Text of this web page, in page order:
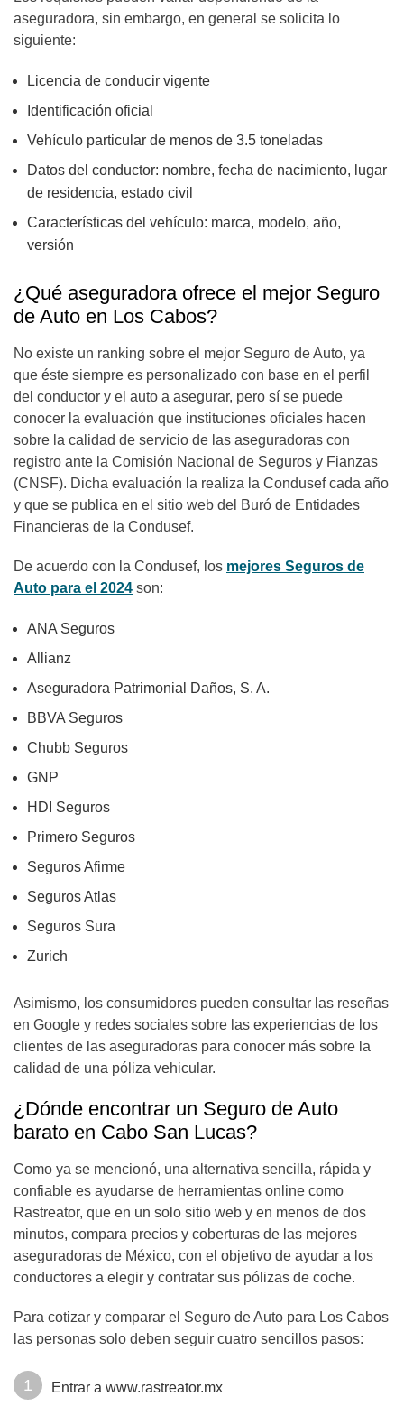
aseguradora, sin embargo, en general se solicita lo
siguiente:
Licencia de conducir vigente
Identificación oficial
Vehículo particular de menos de 3.5 toneladas
Datos del conductor: nombre, fecha de nacimiento, lugar
de residencia, estado civil
Características del vehículo: marca, modelo, año,
versión
¿Qué aseguradora ofrece el mejor Seguro
de Auto en Los Cabos?
No existe un ranking sobre el mejor Seguro de Auto, ya
que éste siempre es personalizado con base en el perfil
del conductor y el auto a asegurar, pero sí se puede
conocer la evaluación que instituciones oficiales hacen
sobre la calidad de servicio de las aseguradoras con
registro ante la Comisión Nacional de Seguros y Fianzas
(CNSF). Dicha evaluación la realiza la Condusef cada año
y que se publica en el sitio web del Buró de Entidades
Financieras de la Condusef.
De acuerdo con la Condusef, los mejores Seguros de
Auto para el 2024 son:
ANA Seguros
Allianz
Aseguradora Patrimonial Daños, S. A.
BBVA Seguros
Chubb Seguros
GNP
HDI Seguros
Primero Seguros
Seguros Afirme
Seguros Atlas
Seguros Sura
Zurich
Asimismo, los consumidores pueden consultar las reseñas
en Google y redes sociales sobre las experiencias de los
clientes de las aseguradoras para conocer más sobre la
calidad de una póliza vehicular.
¿Dónde encontrar un Seguro de Auto
barato en Cabo San Lucas?
Como ya se mencionó, una alternativa sencilla, rápida y
confiable es ayudarse de herramientas online como
Rastreator, que en un solo sitio web y en menos de dos
minutos, compara precios y coberturas de las mejores
aseguradoras de México, con el objetivo de ayudar a los
conductores a elegir y contratar sus pólizas de coche.
Para cotizar y comparar el Seguro de Auto para Los Cabos
las personas solo deben seguir cuatro sencillos pasos:
Entrar a www.rastreator.mx